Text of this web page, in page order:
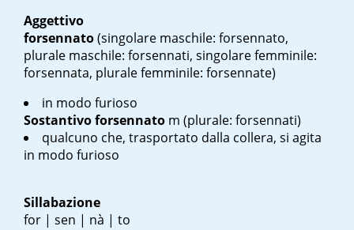
Aggettivo
forsennato(singolare maschile: forsennato,
plurale maschile: forsennati, singolare femminile:
forsennata, plurale femminile: forsennate)
in modo furioso
Sostantivoforsennato m (plurale: forsennati)
qualcuno che, trasportato dalla collera, si agita
in modo furioso
Sillabazione
for | sen | nà | to